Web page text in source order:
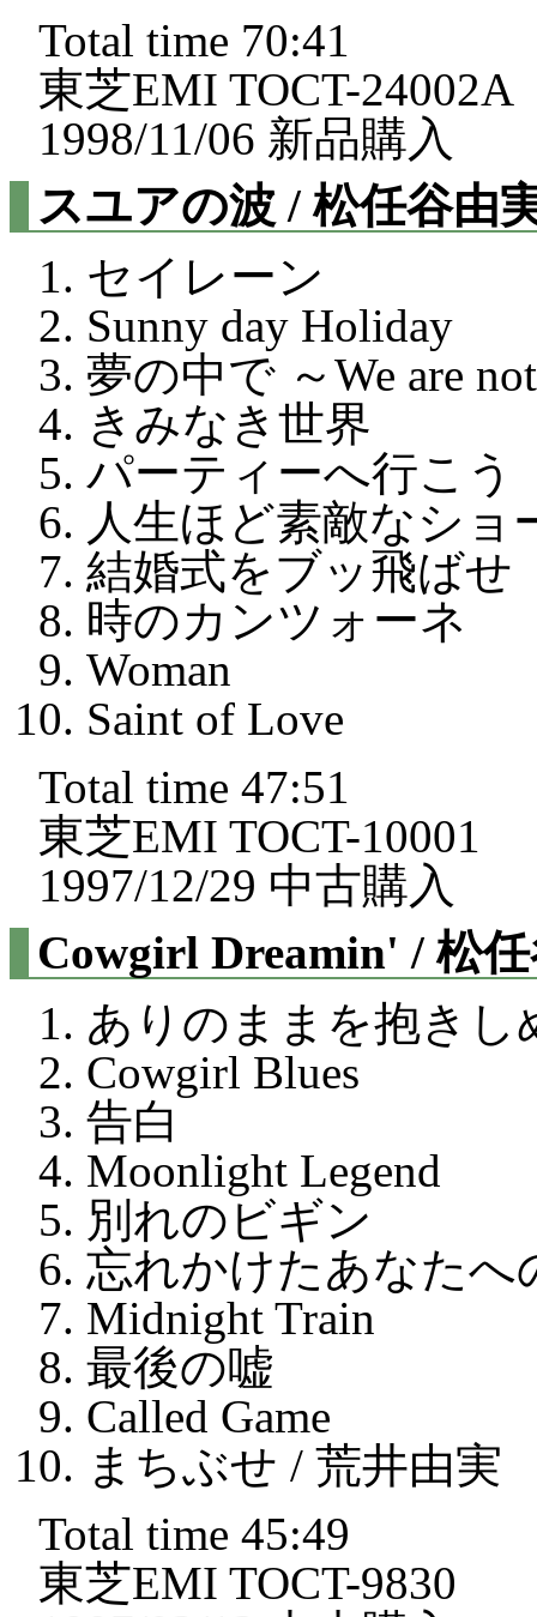
Total time 70:41
東芝EMI TOCT-24002A
1998/11/06 新品購入
スユアの波 / 松任谷由
セイレーン
Sunny day Holiday
夢の中で ～We are
きみなき世界
パーティーへ行こう
人生ほど素敵なショ
結婚式をブッ飛ばせ
時のカンツォーネ
Woman
Saint of Love
Total time 47:51
東芝EMI TOCT-10001
1997/12/29 中古購入
Cowgirl Dreamin' / 松
ありのままを抱きし
Cowgirl Blues
告白
Moonlight Legend
別れのビギン
忘れかけたあなたへ
Midnight Train
最後の嘘
Called Game
まちぶせ / 荒井由実
Total time 45:49
東芝EMI TOCT-9830